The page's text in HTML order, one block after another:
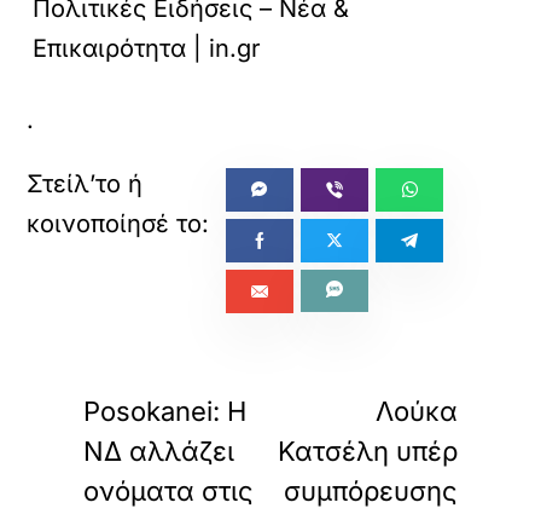
Πολιτικές Ειδήσεις – Νέα &
Επικαιρότητα | in.gr
.
Posokanei: Η
ΝΔ αλλάζει
ονόματα στις
Λούκα
Κατσέλη υπέρ
συμπόρευσης